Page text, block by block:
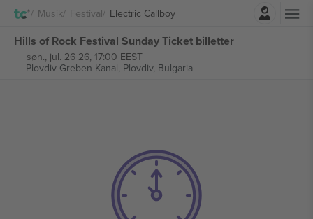
Musik Festival Electric Callboy
Hills of Rock Festival Sunday Ticket billetter
søn., jul. 26 26, 17:00 EEST
Plovdiv Greben Kanal, Plovdiv, Bulgaria